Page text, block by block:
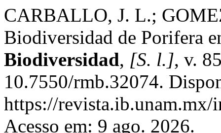
CARBALLO, J. L.;
Biodiversidad de Porifera
Biodiversidad, [S. l.], v.
10.7550/rmb.32074.
https://
Acesso em: 9 ago. 2026.